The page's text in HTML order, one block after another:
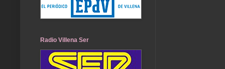
Radio Villena Ser